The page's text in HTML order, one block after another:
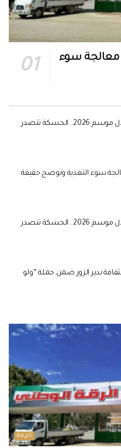
معالجة سوء
قفزة في إنتاج القمح السوري خلال موسم 2026.. الحسكة تتصدر
سوء التغذية وتوضح حقيقة
قفزة في إنتاج القمح السوري خلال موسم 2026.. الحسكة تتصدر
الثقافة بدير الزور ضمن حملة “ولو
الرقة